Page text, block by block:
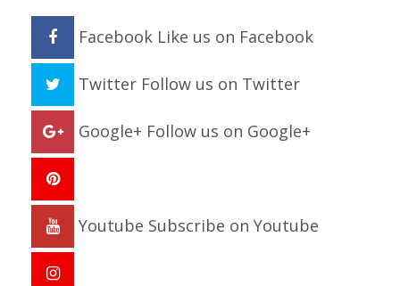
Facebook Like us on Facebook
Twitter Follow us on Twitter
Google+ Follow us on Google+
Youtube Subscribe on Youtube